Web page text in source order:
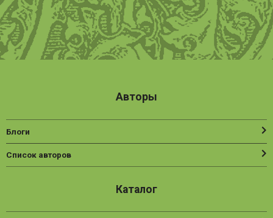
Авторы
Блоги
Список авторов
Каталог